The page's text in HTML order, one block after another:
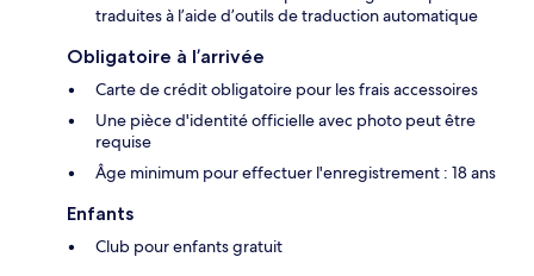
traduites à l’aide d’outils de traduction automatique
Obligatoire à l’arrivée
Carte de crédit obligatoire pour les frais accessoires
Une pièce d'identité officielle avec photo peut être
requise
Âge minimum pour effectuer l'enregistrement : 18 ans
Enfants
Club pour enfants gratuit